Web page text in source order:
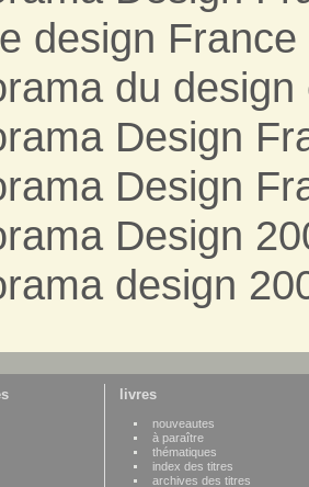
design France
du
Design
Design
Design
design
livres
nouveautes
à paraître
thématiques
index des titres
archives des titres